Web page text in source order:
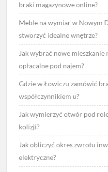
braki magazynowe online?
Meble na wymiar w Nowym
stworzyć idealne wnętrze?
Jak wybrać nowe
opłacalne pod najem?
Gdzie w Łowiczu zamówić
współczynnikiem u?
Jak wymierzyć otwór pod
kolizji?
Jak obliczyć okres zwrotu
elektryczne?